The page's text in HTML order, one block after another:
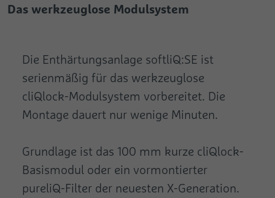
Das werkzeuglose Modulsystem
Die Enthärtungsanlage softliQ:SE ist
serienmäßig für das werkzeuglose
cliQlock-Modulsystem vorbereitet. Die
Montage dauert nur wenige Minuten.
Grundlage ist das 100 mm kurze cliQlock-
Basismodul oder ein vormontierter
pureliQ-Filter der neuesten X-Generation.